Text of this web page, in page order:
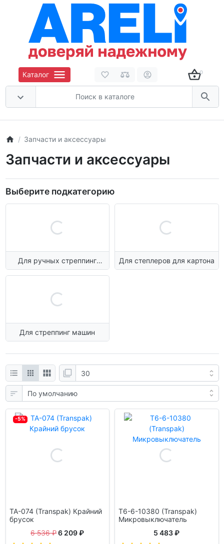
Каталог 0
Запчасти и аксессуары
Запчасти и аксессуары
Выберите подкатегорию
Для ручных стреппинг
машинок
Для степлеров для картона
Для стреппинг машин
-5%
TA-074 (Transpak) Крайний
брусок
6 536 ₽6 209 ₽
T6-6-10380 (Transpak)
Микровыключатель
5 483 ₽